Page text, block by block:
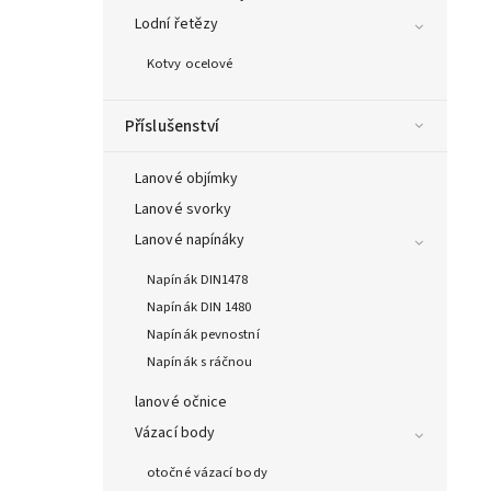
Lodní řetězy
Kotvy ocelové
Příslušenství
Lanové objímky
Lanové svorky
Lanové napínáky
Napínák DIN1478
Napínák DIN 1480
Napínák pevnostní
Napínák s ráčnou
lanové očnice
Vázací body
otočné vázací body